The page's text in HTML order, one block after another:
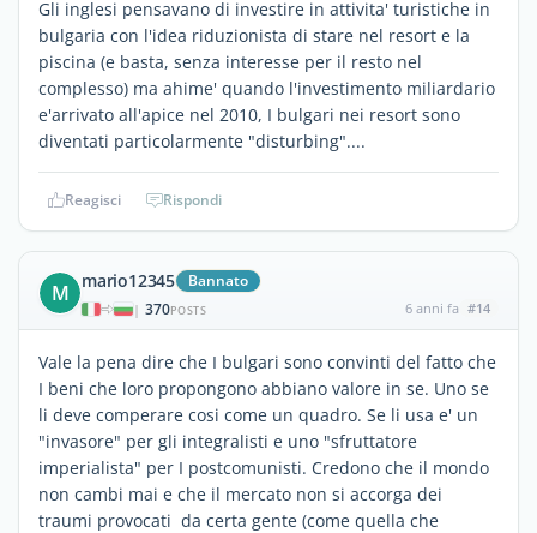
Gli inglesi pensavano di investire in attivita' turistiche in
bulgaria con l'idea riduzionista di stare nel resort e la
piscina (e basta, senza interesse per il resto nel
complesso) ma ahime' quando l'investimento miliardario
e'arrivato all'apice nel 2010, I bulgari nei resort sono
diventati particolarmente "disturbing"....
Reagisci Rispondi
M mario12345 Bannato
| 370POSTS 6 anni fa #14
Vale la pena dire che I bulgari sono convinti del fatto che
I beni che loro propongono abbiano valore in se. Uno se
li deve comperare cosi come un quadro. Se li usa e' un
"invasore" per gli integralisti e uno "sfruttatore
imperialista" per I postcomunisti. Credono che il mondo
non cambi mai e che il mercato non si accorga dei
traumi provocati da certa gente (come quella che